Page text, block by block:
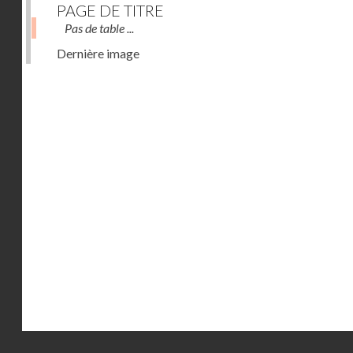
PAGE DE TITRE
Pas de table ...
Dernière image